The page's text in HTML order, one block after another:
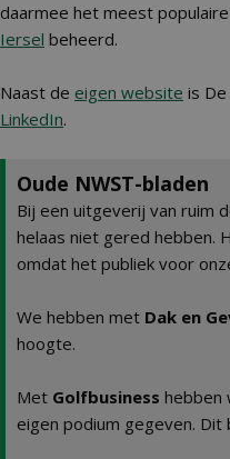
daarmee het meest
Iersel beheerd.
Naast de eigen website is
LinkedIn.
Oude NWST-bladen
Bij een uitgeverij van ruim
helaas niet gered hebben.
omdat het publiek voor
We hebben met Dak en
hoogte.
Met Golfbusiness hebben
eigen podium gegeven.